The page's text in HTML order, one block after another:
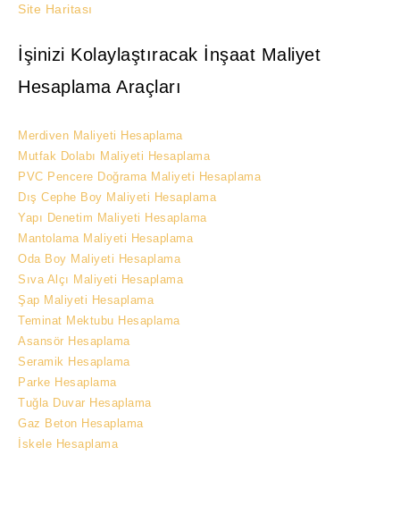
Site Haritası
İşinizi Kolaylaştıracak İnşaat Maliyet
Hesaplama Araçları
Merdiven Maliyeti Hesaplama
Mutfak Dolabı Maliyeti Hesaplama
PVC Pencere Doğrama Maliyeti Hesaplama
Dış Cephe Boy Maliyeti Hesaplama
Yapı Denetim Maliyeti Hesaplama
Mantolama Maliyeti Hesaplama
Oda Boy Maliyeti Hesaplama
Sıva Alçı Maliyeti Hesaplama
Şap Maliyeti Hesaplama
Teminat Mektubu Hesaplama
Asansör Hesaplama
Seramik Hesaplama
Parke Hesaplama
Tuğla Duvar Hesaplama
Gaz Beton Hesaplama
İskele Hesaplama